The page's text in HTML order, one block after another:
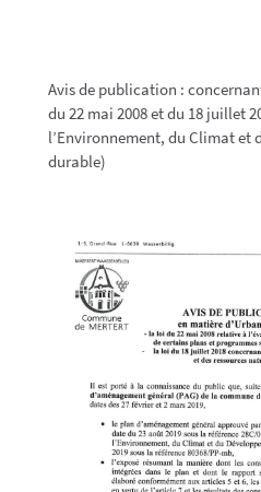
Avis de publication :
du 22 mai 2008 et du 18 juillet
l’Environnement, du Climat et
durable)